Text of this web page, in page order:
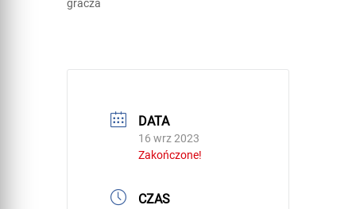
gracza
DATA
16 wrz 2023
Zakończone!
CZAS